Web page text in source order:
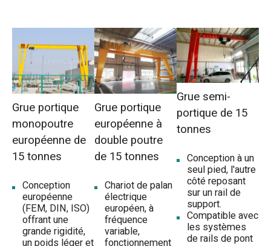
Grue portique
monopoutre
européenne de
15 tonnes
Conception
européenne
(FEM, DIN, ISO)
offrant une
grande rigidité,
un poids léger et
Grue portique
européenne à
double poutre
de 15 tonnes
Chariot de palan
électrique
européen, à
fréquence
variable,
fonctionnement
Grue semi-
portique de 15
tonnes
Conception à un
seul pied, l'autre
côté reposant
sur un rail de
support.
Compatible avec
les systèmes
de rails de pont